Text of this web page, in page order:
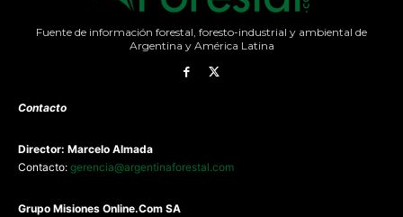
Fuente de información forestal, foresto-industrial y ambiental de
Argentina y América Latina
Contacto
Director: Marcelo Almada
Contacto: gerencia@argentinaforestal.com
Grupo Misiones Online.Com SA